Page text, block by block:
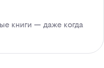
книги — даже когда